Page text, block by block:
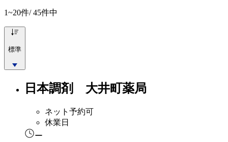
1~20件/ 45件中
標準
日本調剤 大井町薬局
ネット予約可
休業日
ー